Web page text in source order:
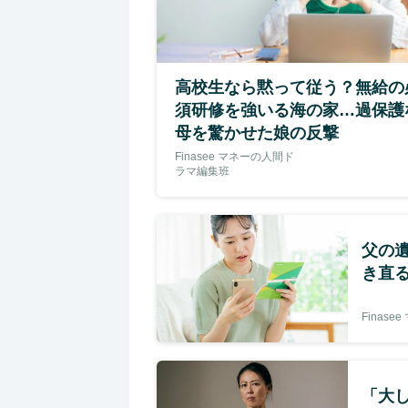
高校生なら黙って従う？無給の
須研修を強いる海の家…過保護
母を驚かせた娘の反撃
Finasee マネーの人間ド
ラマ編集班
父の
き直
Finasee
「大